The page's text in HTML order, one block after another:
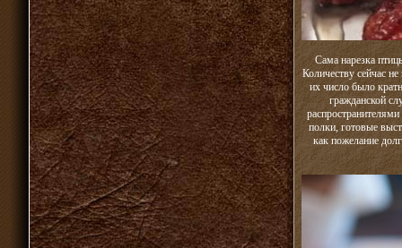
Сама нарезка
Количеству сейчас
их число было
гражданской
полки, готовые
как пожелание